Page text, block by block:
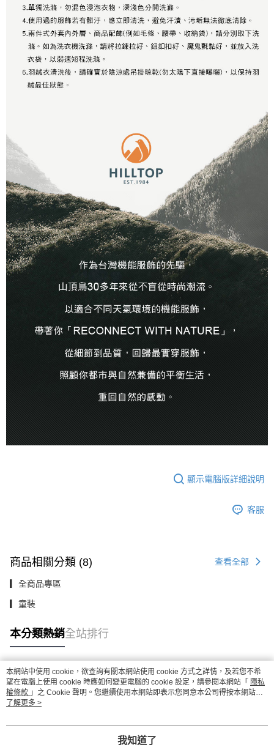
顯示電腦版詳細說明
客服
商品相關分類 (8) 查看全部
▎全商品專區
▎童裝
本分類熱銷全站排行
熱門標籤
本網站中使用 cookie，欲查詢有關本網站使用 cookie 方式之詳情，及若您不希
望在電腦上使用 cookie 時應如何變更電腦的 cookie 設定，請參閱本網站「 隱私
權條款 」之 Cookie 聲明。您繼續使用本網站即表示您同意本公司得按本網站使
用條款之 Cookie 聲明使用 cookie。
了解更多 >
我知道了